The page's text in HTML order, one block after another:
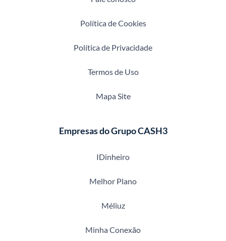
Política de Cookies
Política de Privacidade
Termos de Uso
Mapa Site
Empresas do Grupo CASH3
IDinheiro
Melhor Plano
Méliuz
Minha Conexão